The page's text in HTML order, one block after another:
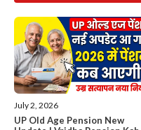
July 2, 2026
UP Old Age Pension New